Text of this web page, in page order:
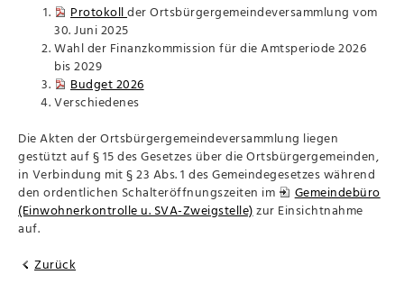
Protokollder Ortsbürgergemeindeversammlung vom
30. Juni 2025
Wahl der Finanzkommission für die Amtsperiode 2026
bis 2029
Budget 2026
Verschiedenes
Die Akten der Ortsbürgergemeindeversammlung liegen
gestützt auf § 15 des Gesetzes über die Ortsbürgergemeinden,
in Verbindung mit § 23 Abs. 1 des Gemeindegesetzes während
den ordentlichen Schalteröffnungszeiten im
Gemeindebüro
(Einwohnerkontrolle u. SVA-Zweigstelle)zur Einsichtnahme
auf.
Zurück